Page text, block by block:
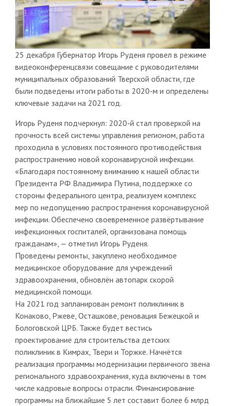
25 декабря Губернатор Игорь Руденя провел в режиме
видеоконференцсвязи совещание с руководителями
муниципальных образований Тверской области, где
были подведены итоги работы в 2020-м и определены
ключевые задачи на 2021 год.
Игорь Руденя подчеркнул: 2020-й стал проверкой на
прочность всей системы управления регионом, работа
проходила в условиях постоянного противодействия
распространению новой коронавирусной инфекции.
«Благодаря постоянному вниманию к нашей области
Президента РФ Владимира Путина, поддержке со
стороны федерального центра, реализуем комплекс
мер по недопущению распространения коронавирусной
инфекции. Обеспечено своевременное развёртывание
инфекционных госпиталей, организована помощь
гражданам», — отметил Игорь Руденя.
Проведены ремонты, закуплено необходимое
медицинское оборудование для учреждений
здравоохранения, обновлён автопарк скорой
медицинской помощи.
На 2021 год запланирован ремонт поликлиник в
Конаково, Ржеве, Осташкове, реновация Бежецкой и
Бологовской ЦРБ. Также будет вестись
проектирование для строительства детских
поликлиник в Кимрах, Твери и Торжке. Начнётся
реализация программы модернизации первичного звена
регионального здравоохранения, куда включены в том
числе кадровые вопросы отрасли. Финансирование
программы на ближайшие 5 лет составит более 6 млрд